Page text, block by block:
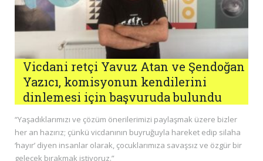
Vicdani retçi Yavuz Atan ve Şendoğan
Yazıcı, komisyonun kendilerini
dinlemesi için başvuruda bulundu
“Yaşadıklarımızı ve çözüm önerilerimizi paylaşmak üzere bizler
her an hazırız; çünkü vicdanının buyruğuyla hareket edip silaha
‘hayır’ diyen insanlar olarak, çocuklarımıza savaşsız ve özgür bir
gelecek bırakmak istiyoruz.”